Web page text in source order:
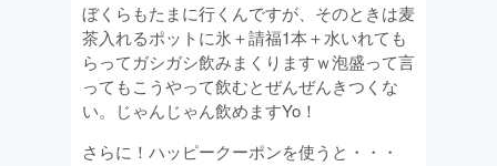
ぼくらもたまに行くんですが、そのときは麦
茶入れるポットに氷＋請福1本＋水いれても
らってガシガシ飲みまくりますｗ泡盛って言
ってもこうやって飲むとぜんぜんきつくな
い。じゃんじゃん飲めますYo！
さらに！ハッピークーポンを使うと・・・